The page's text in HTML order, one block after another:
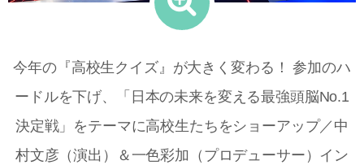
今年の『高校生クイズ』が大きく変わる！ 参加のハ
ードルを下げ、「日本の未来を変える最強頭脳No.1
決定戦」をテーマに高校生たちをショーアップ／中
村文彦（演出）＆一色彩加（プロデューサー）イン